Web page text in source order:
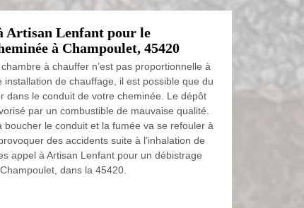
Artisan Lenfant pour le
à Champoulet, 45420
à chauffer n’est pas proportionnelle à
installation de chauffage, il est possible que du
dans le conduit de votre cheminée. Le dépôt
par un combustible de mauvaise qualité.
boucher le conduit et la fumée va se refouler à
des accidents suite à l’inhalation de
appel à Artisan Lenfant pour un débistrage
dans la 45420.